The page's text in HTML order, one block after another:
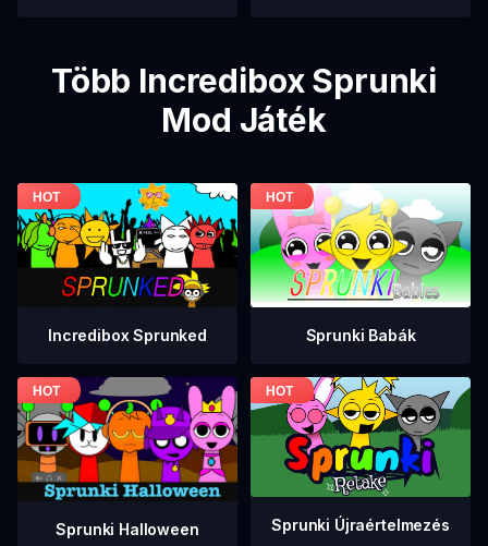
Több Incredibox Sprunki
Mod Játék
Incredibox Sprunked Sprunki Babák
Sprunki Halloween Sprunki Újraértelmezés